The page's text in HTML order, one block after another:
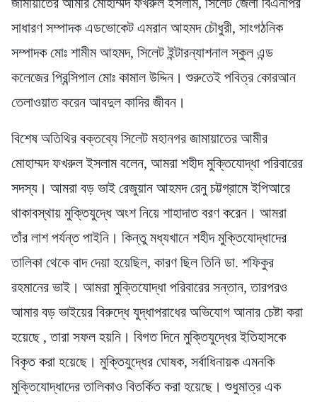
সাধারণ সম্পাদক এডভোকেট এমরান আহমদ চৌধুরী, সাংগঠনিক
সম্পাদক মোঃ শামীম আহমদ, সিলেট ইন্টারন্যাশনাল স্কুল এন্ড
কলেজের প্রিন্সিপাল মোঃ কামাল উদ্দিন। শুরুতেই পবিত্র কোরআন
তেলাওয়াত করেন আবদুল কাদির জীবন।
বিশেষ অতিথির বক্তব্যে সিলেট মহানগর জামায়াতের আমীর
মোহাম্মদ ফখরুল ইসলাম বলেন, আমরা শহীদ মুক্তিযোদ্ধা পরিবারের
সদস্য। আমরা বড় ভাই রেজুয়ান আহমদ রেনু চট্টগ্রামে ইপিআরে
থাকাবস্থায় মুক্তিযুদ্ধে অংশ নিয়ে শাহাদাত বরণ করেন। আমরা
তাঁর লাশ পর্যন্ত পাইনি। কিন্তু মধ্যখানে শহীদ মুক্তিযোদ্ধাদের
তালিকা থেকে বাদ দেয়া হয়েছিল, কারণ ছিল তিনি ডা. শফিকুর
রহমানের ভাই। আমরা মুক্তিযোদ্ধা পরিবারের সন্তান, তারপরও
আমার বড় ভাইয়ের বিরুদ্ধে যুদ্ধাপরাধের অভিযোগ আনার চেষ্টা করা
হয়েছে , তারা সফল হয়নি। বিগত দিনে মুক্তিযুদ্ধের ইতিহাসকে
বিকৃত করা হয়েছে। মুক্তিযুদ্ধের ঘোষক, সর্বাধিনায়ক এমনকি
মুক্তিযোদ্ধাদের তালিকাও বিতর্কিত করা হয়েছে। শুধুমাত্র এক